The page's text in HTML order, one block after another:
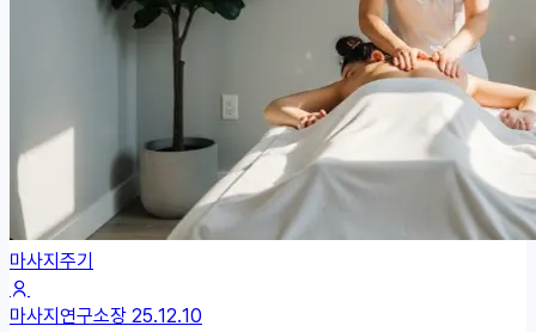
마사지주기
마사지연구소장25.12.10